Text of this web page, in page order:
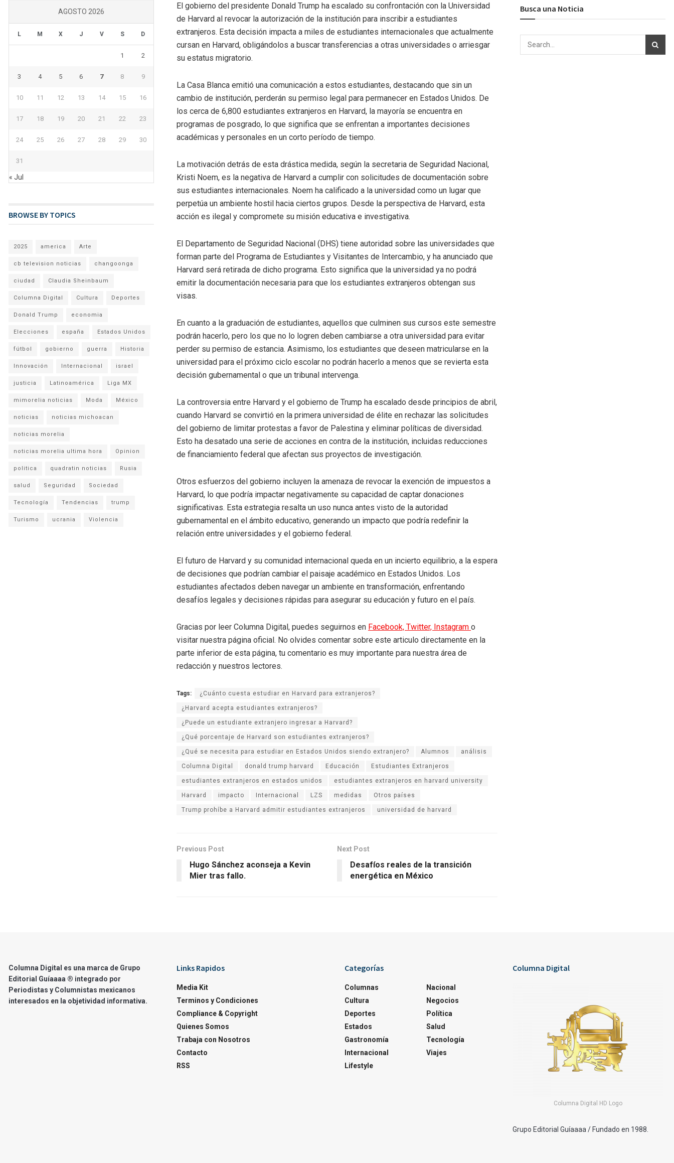
El gobierno del presidente Donald Trump ha escalado su confrontación con la Universidad
de Harvard al revocar la autorización de la institución para inscribir a estudiantes
extranjeros. Esta decisión impacta a miles de estudiantes internacionales que actualmente
cursan en Harvard, obligándolos a buscar transferencias a otras universidades o arriesgar
su estatus migratorio.
La Casa Blanca emitió una comunicación a estos estudiantes, destacando que sin un
cambio de institución, perderán su permiso legal para permanecer en Estados Unidos. De
los cerca de 6,800 estudiantes extranjeros en Harvard, la mayoría se encuentra en
programas de posgrado, lo que significa que se enfrentan a importantes decisiones
académicas y personales en un corto período de tiempo.
La motivación detrás de esta drástica medida, según la secretaria de Seguridad Nacional,
Kristi Noem, es la negativa de Harvard a cumplir con solicitudes de documentación sobre
sus estudiantes internacionales. Noem ha calificado a la universidad como un lugar que
perpetúa un ambiente hostil hacia ciertos grupos. Desde la perspectiva de Harvard, esta
acción es ilegal y compromete su misión educativa e investigativa.
El Departamento de Seguridad Nacional (DHS) tiene autoridad sobre las universidades que
forman parte del Programa de Estudiantes y Visitantes de Intercambio, y ha anunciado que
Harvard será retirada de dicho programa. Esto significa que la universidad ya no podrá
emitir la documentación necesaria para que los estudiantes extranjeros obtengan sus
visas.
En cuanto a la graduación de estudiantes, aquellos que culminen sus cursos este semestre
podrán hacerlo, pero los que no lo logren deben cambiarse a otra universidad para evitar
perder su permiso de estancia. Asimismo, los estudiantes que deseen matricularse en la
universidad para el próximo ciclo escolar no podrán hacerlo a menos que se revierta esta
decisión gubernamental o que un tribunal intervenga.
La controversia entre Harvard y el gobierno de Trump ha escalado desde principios de abril,
cuando Harvard se convirtió en la primera universidad de élite en rechazar las solicitudes
del gobierno de limitar protestas a favor de Palestina y eliminar políticas de diversidad.
Esto ha desatado una serie de acciones en contra de la institución, incluidas reducciones
de financiamiento federal que afectan sus proyectos de investigación.
Otros esfuerzos del gobierno incluyen la amenaza de revocar la exención de impuestos a
Harvard, lo que podría impactar negativamente su capacidad de captar donaciones
significativas. Esta estrategia resalta un uso nunca antes visto de la autoridad
gubernamental en el ámbito educativo, generando un impacto que podría redefinir la
relación entre universidades y el gobierno federal.
El futuro de Harvard y su comunidad internacional queda en un incierto equilibrio, a la espera
de decisiones que podrían cambiar el paisaje académico en Estados Unidos. Los
estudiantes afectados deben navegar un ambiente en transformación, enfrentando
desafíos legales y decisiones rápidas para asegurar su educación y futuro en el país.
Gracias por leer Columna Digital, puedes seguirnos en Facebook, Twitter, Instagram o
visitar nuestra página oficial. No olvides comentar sobre este articulo directamente en la
parte inferior de esta página, tu comentario es muy importante para nuestra área de
redacción y nuestros lectores.
Tags: ¿Cuánto cuesta estudiar en Harvard para extranjeros?
¿Harvard acepta estudiantes extranjeros?
¿Puede un estudiante extranjero ingresar a Harvard?
¿Qué porcentaje de Harvard son estudiantes extranjeros?
¿Qué se necesita para estudiar en Estados Unidos siendo extranjero? Alumnos análisis
Columna Digital donald trump harvard Educación Estudiantes Extranjeros
estudiantes extranjeros en estados unidos estudiantes extranjeros en harvard university
Harvard impacto Internacional LZS medidas Otros países
Trump prohíbe a Harvard admitir estudiantes extranjeros universidad de harvard
Previous Post
Hugo Sánchez aconseja a Kevin
Mier tras fallo.
Next Post
Desafíos reales de la transición
energética en México
AGOSTO 2026
L M X J V S D
1 2
3 4 5 6 7 8 9
10 11 12 13 14 15 16
17 18 19 20 21 22 23
24 25 26 27 28 29 30
31
« Jul
BROWSE BY TOPICS
2025 america Arte
cb television noticias changoonga
ciudad Claudia Sheinbaum
Columna Digital Cultura Deportes
Donald Trump economia
Elecciones españa Estados Unidos
fútbol gobierno guerra Historia
Innovación Internacional israel
justicia Latinoamérica Liga MX
mimorelia noticias Moda México
noticias noticias michoacan
noticias morelia
noticias morelia ultima hora Opinion
politica quadratin noticias Rusia
salud Seguridad Sociedad
Tecnología Tendencias trump
Turismo ucrania Violencia
Busca una Noticia
Columna Digital es una marca de Grupo
Editorial Guíaaaa ® integrado por
Periodistas y Columnistas mexicanos
interesados en la objetividad informativa.
Links Rapidos
Media Kit
Terminos y Condiciones
Compliance & Copyright
Quienes Somos
Trabaja con Nosotros
Contacto
RSS
Categorías
Columnas
Cultura
Deportes
Estados
Gastronomía
Internacional
Lifestyle
Nacional
Negocios
Política
Salud
Tecnología
Viajes
Columna Digital
Columna Digital HD Logo
Grupo Editorial Guíaaaa / Fundado en 1988.